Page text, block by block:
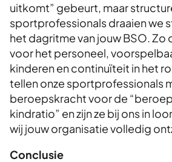
uitkomt” gebeurt, maar
sportprofessionals draaien we
het dagritme van jouw BSO. Zo
voor het personeel,
kinderen en continuïteit in het
tellen onze sportprofessionals
beroepskracht voor de
kindratio” en zijn ze bij ons in
wij jouw organisatie volledig
Conclusie